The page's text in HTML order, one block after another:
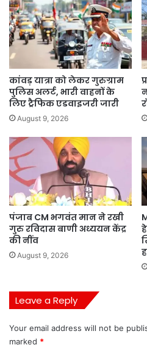
कांवड़ यात्रा को लेकर गुरुग्राम
पुलिस अलर्ट, भारी वाहनों के
लिए ट्रैफिक एडवाइजरी जारी
August 9, 2026
पंजाब CM भगवंत मान ने रखी
गुरु रविदास बाणी अध्ययन केंद्र
की नींव
August 9, 2026
Leave a Reply
Your email address will not be
marked *